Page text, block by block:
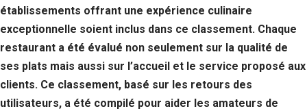
établissements offrant une expérience culinaire
exceptionnelle soient inclus dans ce classement. Chaque
restaurant a été évalué non seulement sur la qualité de
ses plats mais aussi sur l’accueil et le service proposé aux
clients. Ce classement, basé sur les retours des
utilisateurs, a été compilé pour aider les amateurs de